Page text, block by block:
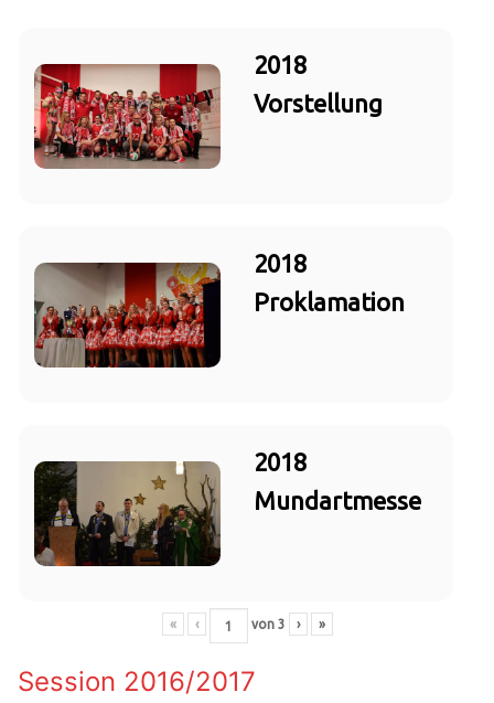
2018
Vorstellung
2018
Proklamation
2018
Mundartmesse
« ‹ von 3 › »
Session 2016/2017